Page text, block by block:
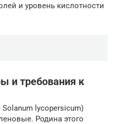
и уровень кислотности
и требования к
lycopersicum)
Родина этого